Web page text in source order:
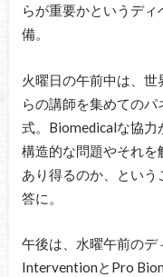
らが重要かというデ
備。
火曜日の午前中は、
らの講師を集めての
式。Biomedicalな協力
構造的な問題やそれ
あり得るのか、とい
答に。
午後は、水曜午前の
InterventionとPro